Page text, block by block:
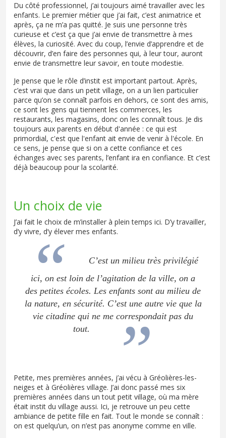
Du côté professionnel, j’ai toujours aimé travailler avec les
enfants. Le premier métier que j’ai fait, c’est animatrice et
après, ça ne m’a pas quitté. Je suis une personne très
curieuse et c’est ça que j’ai envie de transmettre à mes
élèves, la curiosité. Avec du coup, l’envie d’apprendre et de
découvrir, d’en faire des personnes qui, à leur tour, auront
envie de transmettre leur savoir, en toute modestie.
Je pense que le rôle d’instit est important partout. Après,
c’est vrai que dans un petit village, on a un lien particulier
parce qu’on se connaît parfois en dehors, ce sont des amis,
ce sont les gens qui tiennent les commerces, les
restaurants, les magasins, donc on les connaît tous. Je dis
toujours aux parents en début d'année : ce qui est
primordial, c'est que l'enfant ait envie de venir à l'école. En
ce sens, je pense que si on a cette confiance et ces
échanges avec ses parents, l’enfant ira en confiance. Et c’est
déjà beaucoup pour la scolarité.
Un choix de vie
J’ai fait le choix de m’installer à plein temps ici. D’y travailler,
d’y vivre, d’y élever mes enfants.
C’est un milieu très privilégié
ici, on est loin de l’agitation de la ville, on a
des petites écoles. Les enfants sont au milieu de
la nature, en sécurité. C’est une autre vie que la
vie citadine qui ne me correspondait pas du
tout.
Petite, mes premières années, j’ai vécu à Gréolières-les-
neiges et à Gréolières village. J’ai donc passé mes six
premières années dans un tout petit village, où ma mère
était instit du village aussi. Ici, je retrouve un peu cette
ambiance de petite fille en fait. Tout le monde se connaît :
on est quelqu’un, on n’est pas anonyme comme en ville.